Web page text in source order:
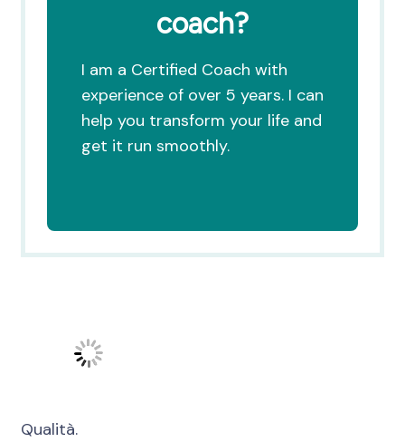
coach?
I am a Certified Coach with
experience of over 5 years. I can
help you transform your life and
get it run smoothly.
Qualità.